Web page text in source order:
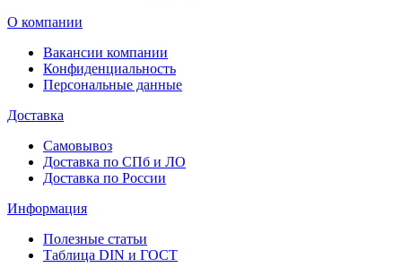
О компании
Вакансии компании
Конфиденциальность
Персональные данные
Доставка
Самовывоз
Доставка по СПб и ЛО
Доставка по России
Информация
Полезные статьи
Таблица DIN и ГОСТ